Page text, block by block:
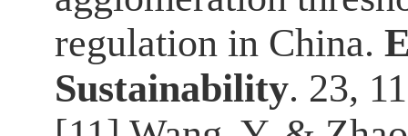
regulation in China.
Sustainability. 23,